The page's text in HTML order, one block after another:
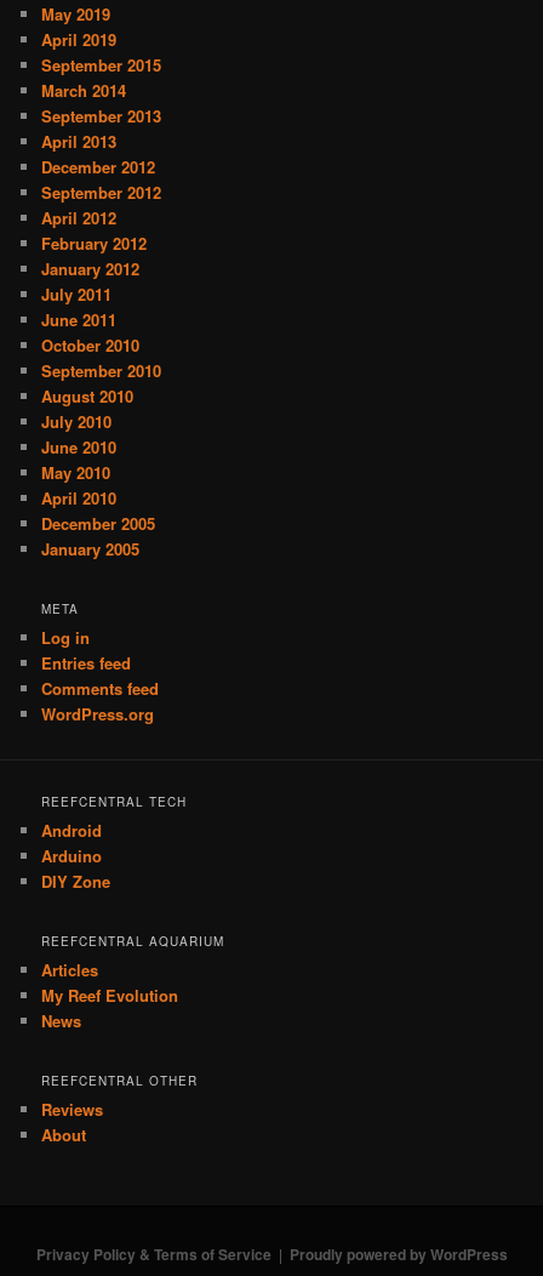
May 2019
April 2019
September 2015
March 2014
September 2013
April 2013
December 2012
September 2012
April 2012
February 2012
January 2012
July 2011
June 2011
October 2010
September 2010
August 2010
July 2010
June 2010
May 2010
April 2010
December 2005
January 2005
META
Log in
Entries feed
Comments feed
WordPress.org
REEFCENTRAL TECH
Android
Arduino
DIY Zone
REEFCENTRAL AQUARIUM
Articles
My Reef Evolution
News
REEFCENTRAL OTHER
Reviews
About
Privacy Policy & Terms of Service Proudly powered by WordPress